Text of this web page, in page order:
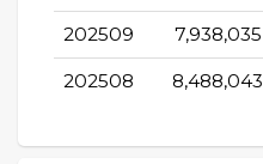
202509 7,938,035
202508 8,488,043